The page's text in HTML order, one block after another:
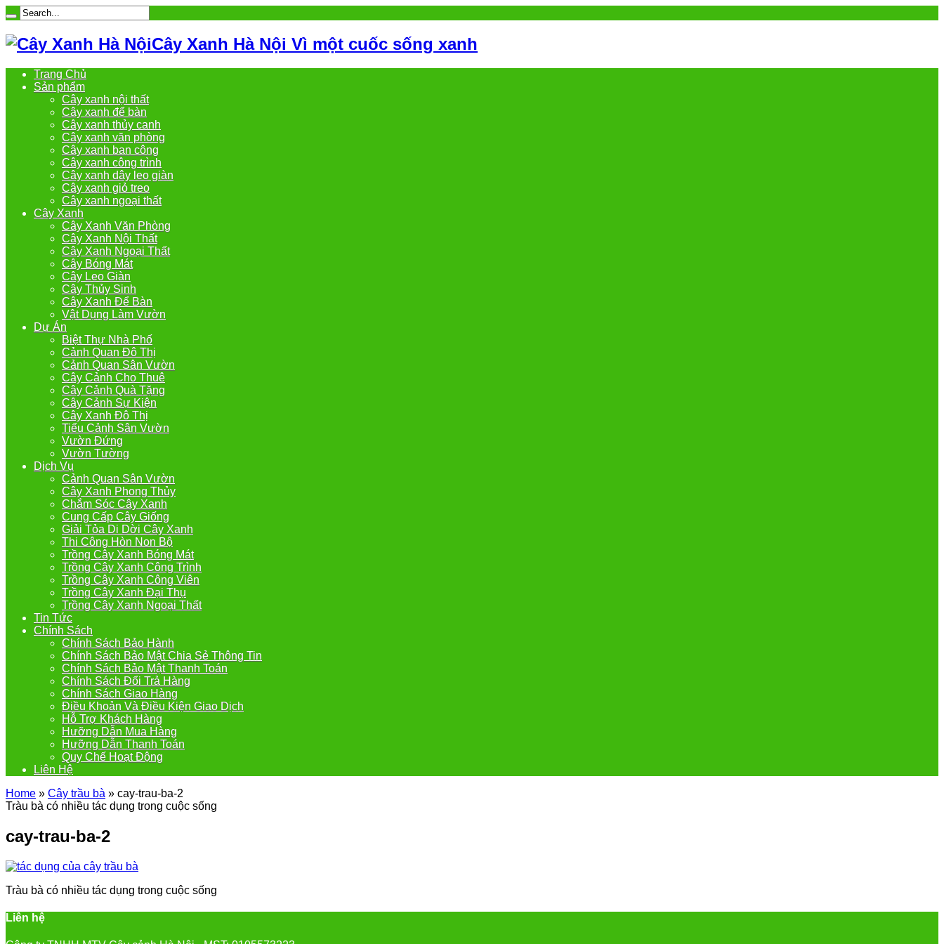
Cây Xanh Hà Nội Vì một cuốc sống xanh
Trang Chủ
Sản phẩm
Cây xanh nội thất
Cây xanh để bàn
Cây xanh thủy canh
Cây xanh văn phòng
Cây xanh ban công
Cây xanh công trình
Cây xanh dây leo giàn
Cây xanh giỏ treo
Cây xanh ngoại thất
Cây Xanh
Cây Xanh Văn Phòng
Cây Xanh Nội Thất
Cây Xanh Ngoại Thất
Cây Bóng Mát
Cây Leo Giàn
Cây Thủy Sinh
Cây Xanh Để Bàn
Vật Dụng Làm Vườn
Dự Án
Biệt Thự Nhà Phố
Cảnh Quan Đô Thị
Cảnh Quan Sân Vườn
Cây Cảnh Cho Thuê
Cây Cảnh Quà Tặng
Cây Cảnh Sự Kiện
Cây Xanh Đô Thị
Tiểu Cảnh Sân Vườn
Vườn Đứng
Vườn Tường
Dịch Vụ
Cảnh Quan Sân Vườn
Cây Xanh Phong Thủy
Chắm Sóc Cây Xanh
Cung Cấp Cây Giống
Giải Tỏa Di Dời Cây Xanh
Thi Công Hòn Non Bộ
Trồng Cây Xanh Bóng Mát
Trồng Cây Xanh Công Trình
Trồng Cây Xanh Công Viên
Trồng Cây Xanh Đại Thụ
Trồng Cây Xanh Ngoại Thất
Tin Tức
Chính Sách
Chính Sách Bảo Hành
Chính Sách Bảo Mật Chia Sẻ Thông Tin
Chính Sách Bảo Mật Thanh Toán
Chính Sách Đổi Trả Hàng
Chính Sách Giao Hàng
Điều Khoản Và Điều Kiện Giao Dịch
Hỗ Trợ Khách Hàng
Hưỡng Dẫn Mua Hàng
Hưỡng Dẫn Thanh Toán
Quy Chế Hoạt Động
Liên Hệ
Home » Cây trầu bà » cay-trau-ba-2
Tràu bà có nhiều tác dụng trong cuộc sống
cay-trau-ba-2
Tràu bà có nhiều tác dụng trong cuộc sống
Liên hệ